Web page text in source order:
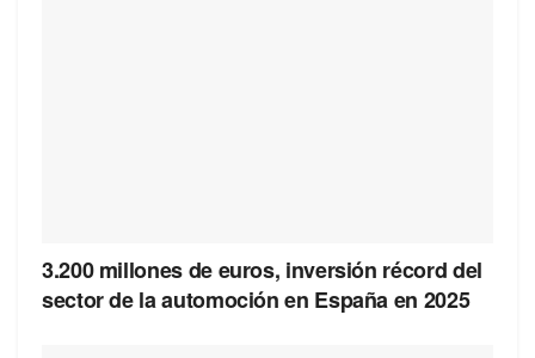
3.200 millones de euros, inversión récord del
sector de la automoción en España en 2025